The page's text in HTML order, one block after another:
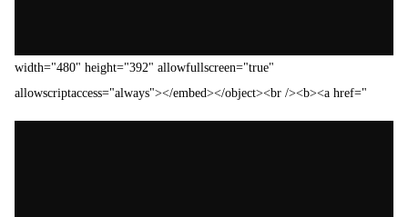
width="480" height="392" allowfullscreen="true"
allowscriptaccess="always"></embed></object><br /><b><a href="